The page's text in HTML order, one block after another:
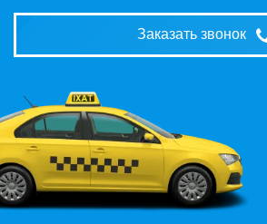
Заказать звонок